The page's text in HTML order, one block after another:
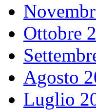
Ottobre
Agosto
Luglio